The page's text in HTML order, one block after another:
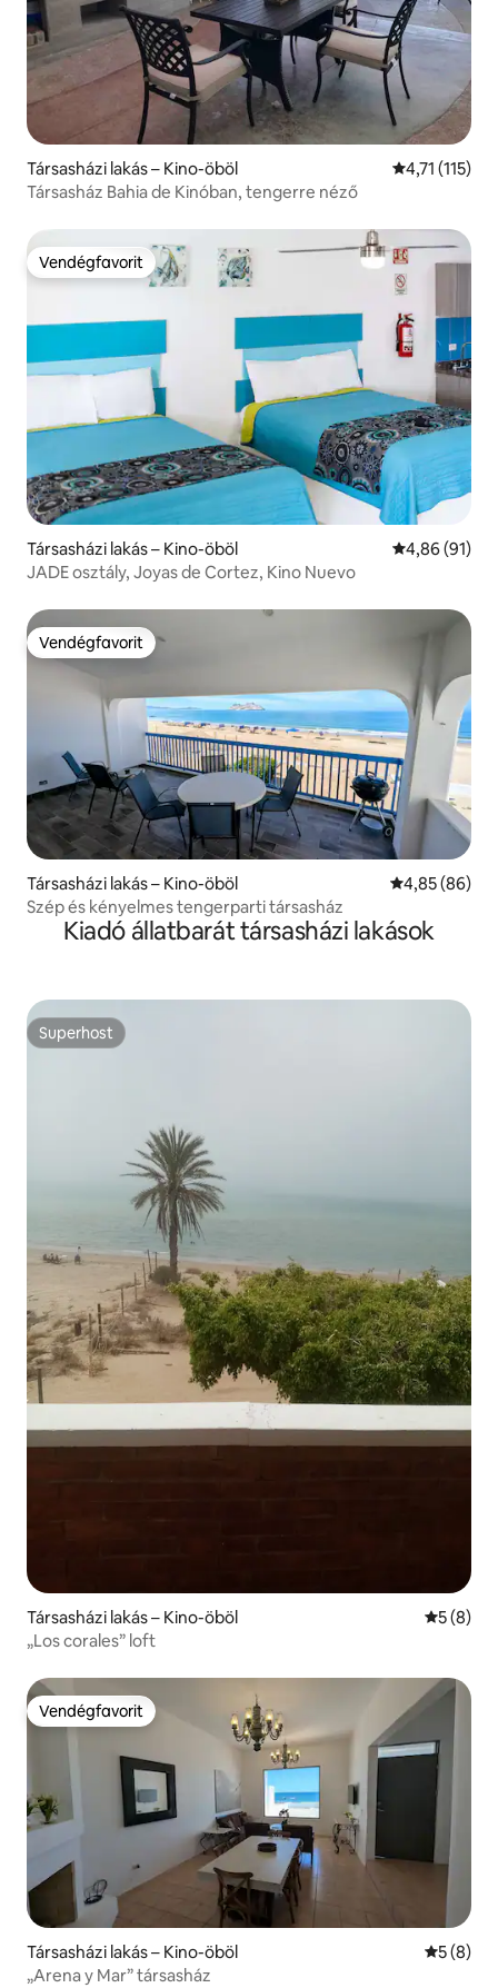
Társasházi lakás – Kino-öböl Átlagos
4,71 (115)
Társasház Bahia de Kinóban, tengerre néző
Vendégfavorit
Vendégfavorit
Társasházi lakás – Kino-öböl Átlagos
4,86 (91)
JADE osztály, Joyas de Cortez, Kino Nuevo
Vendégfavorit
Vendégfavorit
Társasházi lakás – Kino-öböl Átlagos
4,85 (86)
Szép és kényelmes tengerparti társasház
Kiadó állatbarát társasházi lakások
Superhost
Superhost
Társasházi lakás – Kino-öböl Átlagos
5 (8)
„Los corales” loft
Vendégfavorit
Vendégfavorit
Társasházi lakás – Kino-öböl Átlagos
5 (8)
„Arena y Mar” társasház